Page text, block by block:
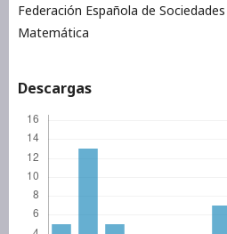
Federación Española de
Matemática
Descargas